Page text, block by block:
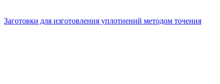
Заготовки для изготовления уплотнений методом точения